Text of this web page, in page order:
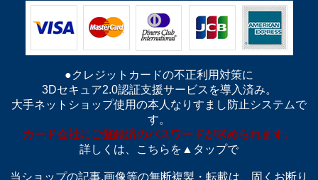
●クレジットカードの不正利用対策に
3Dセキュア2.0認証支援サービスを導入済み。
大手ネットショップ使用の本人なりすまし防止システムで
す。
カード会社にご登録済のパスワードが求められます。
詳しくは、こちらを▲タップで
当ショップの記事,画像等の無断複製・転載は、固くお断り